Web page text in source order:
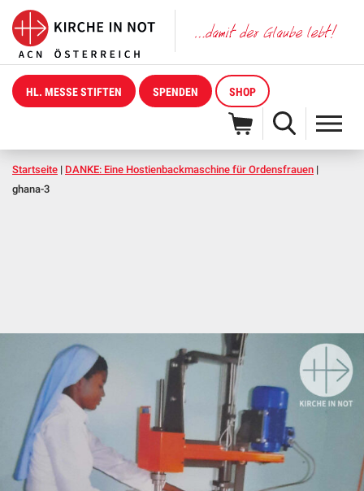
HL. MESSE STIFTEN SPENDEN SHOP
Startseite | DANKE: Eine Hostienbackmaschine für Ordensfrauen |
ghana-3